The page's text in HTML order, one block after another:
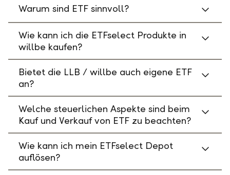
Warum sind ETF sinnvoll?
Wie kann ich die ETFselect Produkte in
willbe kaufen?
Bietet die LLB / willbe auch eigene ETF
an?
Welche steuerlichen Aspekte sind beim
Kauf und Verkauf von ETF zu beachten?
Wie kann ich mein ETFselect Depot
auflösen?